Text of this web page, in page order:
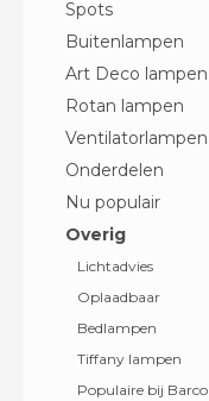
Spots
Buitenlampen
Art Deco lampen
Rotan lampen
Ventilatorlampen
Onderdelen
Nu populair
Overig
Lichtadvies
Oplaadbaar
Bedlampen
Tiffany lampen
Populaire bij Barco